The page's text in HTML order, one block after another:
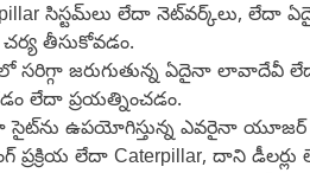
సిస్టమ్‌లు లేదా నెట్‌వర్క్‌లు, లేదా
తీసుకోవడం.
జరుగుతున్న ఏదైనా లావాదేవీ
లేదా ప్రయత్నించడం.
సైట్‌ను ఉపయోగిస్తున్న ఎవరైనా యూజర్
ప్రక్రియ లేదా Caterpillar, దాని